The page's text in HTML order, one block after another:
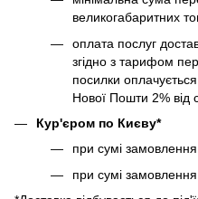
великогабаритних
оплата послуг
згідно з тарифом
посилки
Нової Пошти 2% від
Кур'єром по Києву*
при сумі
при сумі